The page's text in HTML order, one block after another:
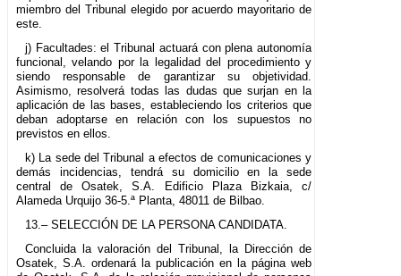
miembro del Tribunal elegido por acuerdo mayoritario de
este.
j) Facultades: el Tribunal actuará con plena autonomía
funcional, velando por la legalidad del procedimiento y
siendo responsable de garantizar su objetividad.
Asimismo, resolverá todas las dudas que surjan en la
aplicación de las bases, estableciendo los criterios que
deban adoptarse en relación con los supuestos no
previstos en ellos.
k) La sede del Tribunal a efectos de comunicaciones y
demás incidencias, tendrá su domicilio en la sede
central de Osatek, S.A. Edificio Plaza Bizkaia, c/
Alameda Urquijo 36-5.ª Planta, 48011 de Bilbao.
13.– SELECCIÓN DE LA PERSONA CANDIDATA.
Concluida la valoración del Tribunal, la Dirección de
Osatek, S.A. ordenará la publicación en la página web